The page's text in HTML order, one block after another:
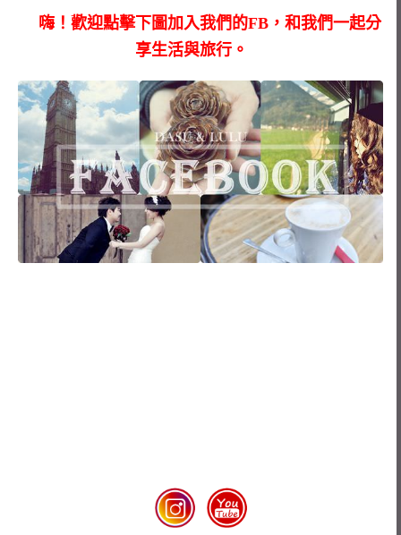
嗨！歡迎點擊下圖加入我們的FB，和我們一起分
享生活與旅行。